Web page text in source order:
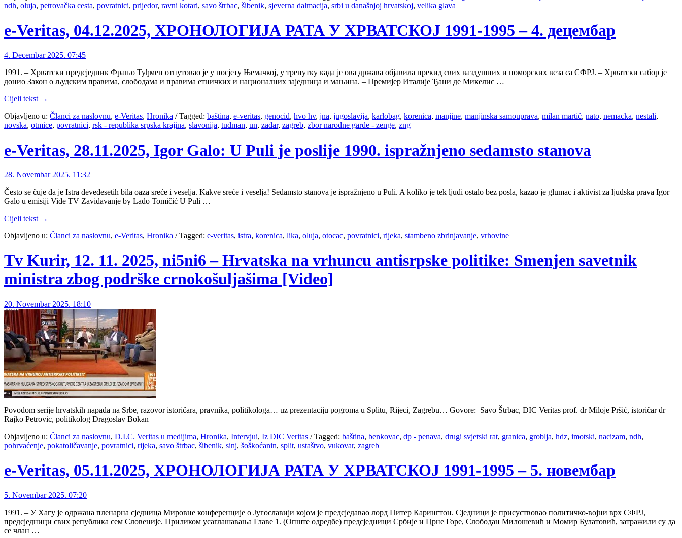
ndh, oluja, petrovačka cesta, povratnici, prijedor, ravni kotari, savo štrbac, šibenik, sjeverna dalmacija, srbi u današnjoj hrvatskoj, velika glava
е-Veritas, 04.12.2025, ХРОНОЛОГИЈА РАТА У ХРВАТСКОЈ 1991-1995 – 4. децембар
4. Decembar 2025. 07:45
1991. – Хрватски предсједник Фрањо Туђмен отпутовао је у посјету Њемачкој, у тренутку када је ова држава објавила прекид свих ваздушних и поморских веза са СФРЈ. – Хрватски сабор је
донио Закон о људским правима, слободама и правима етничких и националних заједница и мањина. – Премијер Италије Ђани де Микелис …
Cijeli tekst →
Objavljeno u: Članci za naslovnu, e-Veritas, Hronika /Tagged: baština, e-veritas, genocid, hvo hv, jna, jugoslavija, karlobag, korenica, manjine, manjinska samouprava, milan martić, nato, nemacka, nestali,
novska, otmice, povratnici, rsk - republika srpska krajina, slavonija, tuđman, un, zadar, zagreb, zbor narodne garde - zenge, zng
e-Veritas, 28.11.2025, Igor Galo: U Puli je poslije 1990. ispražnjeno sedamsto stanova
28. Novembar 2025. 11:32
Često se čuje da je Istra devedesetih bila oaza sreće i veselja. Kakve sreće i veselja! Sedamsto stanova je ispražnjeno u Puli. A koliko je tek ljudi ostalo bez posla, kazao je glumac i aktivist za ljudska prava Igor
Galo u emisiji Vide TV Zavidavanje by Lado Tomičić U Puli …
Cijeli tekst →
Objavljeno u: Članci za naslovnu, e-Veritas, Hronika /Tagged: e-veritas, istra, korenica, lika, oluja, otocac, povratnici, rijeka, stambeno zbrinjavanje, vrhovine
Tv Kurir, 12. 11. 2025, ni5ni6 – Hrvatska na vrhuncu antisrpske politike: Smenjen savetnik
ministra zbog podrške crnokošuljašima [Video]
20. Novembar 2025. 18:10
Povodom serije hrvatskih napada na Srbe, razovor istoričara, pravnika, politikologa… uz prezentaciju pogroma u Splitu, Rijeci, Zagrebu… Govore: Savo Štrbac, DIC Veritas prof. dr Miloje Pršić, istoričar dr
Rajko Petrovic, politikolog Dragoslav Bokan
Objavljeno u: Članci za naslovnu, D.I.C. Veritas u medijima, Hronika, Intervjui, Iz DIC Veritas /Tagged: baština, benkovac, dp - penava, drugi svjetski rat, granica, groblja, hdz, imotski, nacizam, ndh,
pohrvaćenje, pokatoličavanje, povratnici, rijeka, savo štrbac, šibenik, sinj, šoškoćanin, split, ustaštvo, vukovar, zagreb
e-Veritas, 05.11.2025, ХРОНОЛОГИЈА РАТА У ХРВАТСКОЈ 1991-1995 – 5. новембар
5. Novembar 2025. 07:20
1991. – У Хагу је одржана пленарна сједница Мировне конференције о Југославији којом је предсједавао лорд Питер Карингтон. Сједници је присуствовао политичко-војни врх СФРЈ,
предсједници свих република сем Словеније. Приликом усаглашавања Главе 1. (Опште одредбе) предсједници Србије и Црне Горе, Слободан Милошевић и Момир Булатовић, затражили су да
се члан …